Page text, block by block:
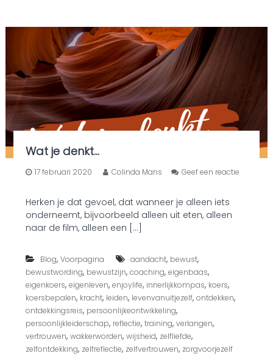
Wat je denkt…
17 februari 2020 Colinda Mans
Geef een reactie
W
a
t
d
e
n
k
t
…
Herken je dat gevoel, dat wanneer je alleen iets
onderneemt, bijvoorbeeld alleen uit eten, alleen
naar de film, alleen een […]
Blog, Voorpagina aandacht, bewust,
bewustwording, bewustzijn, coaching, eigenbaas,
eigenkoers, eigenleven, enjoylife, innerlijkkompas, koers,
koersbepalen, kracht, leiden, levenvanuitjezelf, ontdekken,
ontdekkingsreis, persoonlijkeontwikkeling,
persoonlijkleiderschap, reflectie, training, verlangen,
vertrouwen, wakkerworden, wijsheid, zelfliefde,
zelfontdekking, zelfreflectie, zelfvertrouwen, zorgvoorjezelf